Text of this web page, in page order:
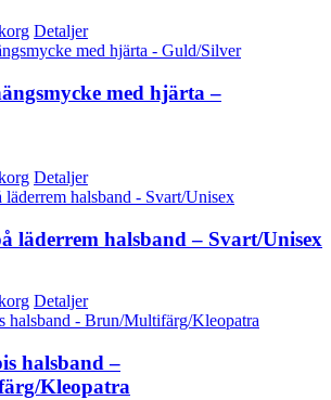
Detaljer
med hjärta –
Detaljer
läderrem halsband – Svart/Unisex
Detaljer
halsband –
Kleopatra